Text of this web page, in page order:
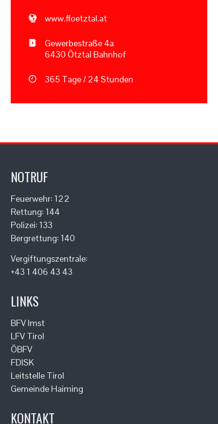
www.ffoetztal.at
Gewerbestraße 4a
6430 Ötztal Bahnhof
365 Tage / 24 Stunden
NOTRUF
Feuerwehr: 122
Rettung: 144
Polizei: 133
Bergrettung: 140
Vergiftungszentrale:
+43 1 406 43 43
LINKS
BFV Imst
LFV Tirol
ÖBFV
FDISK
Leitstelle Tirol
Gemeinde Haiming
KONTAKT